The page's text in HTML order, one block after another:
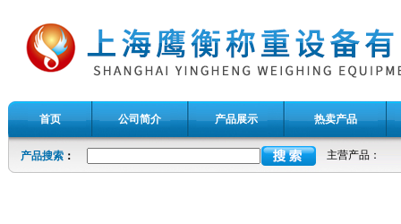
首页 公司简介 产品展示 热卖产品
产品搜索 ： 主营产品：